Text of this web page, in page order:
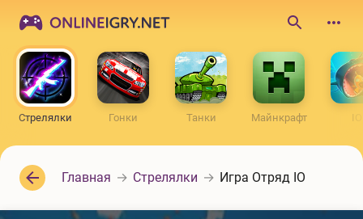
по
сайту
Стрелялки Гонки Танки Майнкрафт IO
Главная Стрелялки Игра Отряд IO